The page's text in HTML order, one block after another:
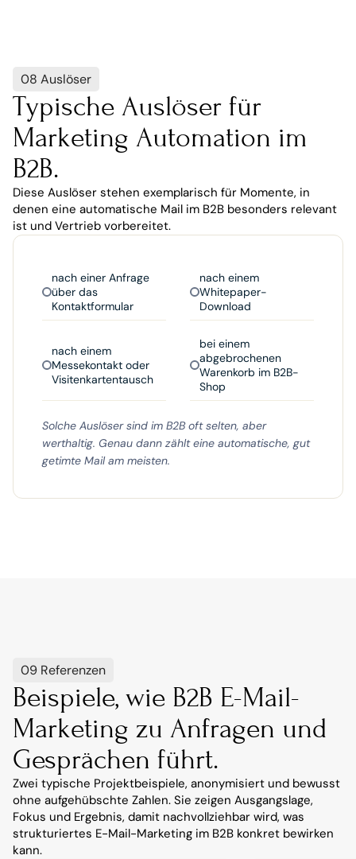
08 Auslöser
Typische Auslöser für
Marketing Automation im
B2B.
Diese Auslöser stehen exemplarisch für Momente, in
denen eine automatische Mail im B2B besonders relevant
ist und Vertrieb vorbereitet.
nach einer Anfrage
über das
Kontaktformular
nach einem
Whitepaper-
Download
nach einem
Messekontakt oder
Visitenkartentausch
bei einem
abgebrochenen
Warenkorb im B2B-
Shop
Solche Auslöser sind im B2B oft selten, aber
werthaltig. Genau dann zählt eine automatische, gut
getimte Mail am meisten.
09 Referenzen
Beispiele, wie B2B E-Mail-
Marketing zu Anfragen und
Gesprächen führt.
Zwei typische Projektbeispiele, anonymisiert und bewusst
ohne aufgehübschte Zahlen. Sie zeigen Ausgangslage,
Fokus und Ergebnis, damit nachvollziehbar wird, was
strukturiertes E-Mail-Marketing im B2B konkret bewirken
kann.